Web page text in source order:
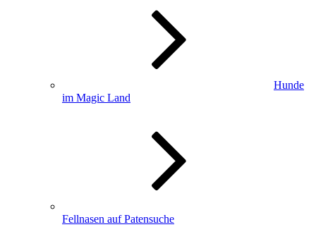
Hunde
im Magic Land
Fellnasen auf Patensuche